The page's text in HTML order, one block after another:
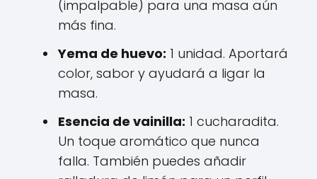
(impalpable) para una masa aún
más fina.
Yema de huevo: 1 unidad. Aportará
color, sabor y ayudará a ligar la
masa.
Esencia de vainilla: 1 cucharadita.
Un toque aromático que nunca
falla. También puedes añadir